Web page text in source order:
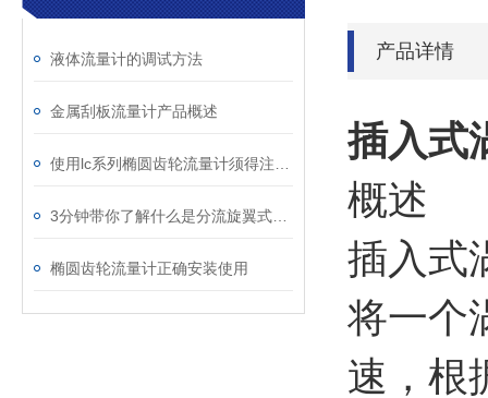
液体流量计的调试方法
金属刮板流量计产品概述
椭圆齿轮流量计正确安装使用
产品详情
插入式
概述
插入式
将一个
速，根